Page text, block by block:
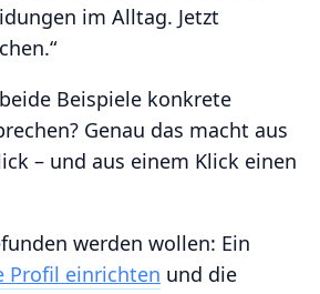
im Alltag. Jetzt
Beispiele konkrete
Genau das macht aus
– und aus einem Klick einen
werden wollen: Ein
Profil einrichten und die